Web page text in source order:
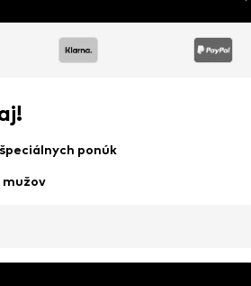
ponúk
mužov